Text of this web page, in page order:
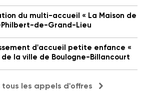
du multi-accueil « La Maison de
de-Grand-Lieu
d'accueil petite enfance «
de la ville de Boulogne-Billancourt
tous les appels d'offres